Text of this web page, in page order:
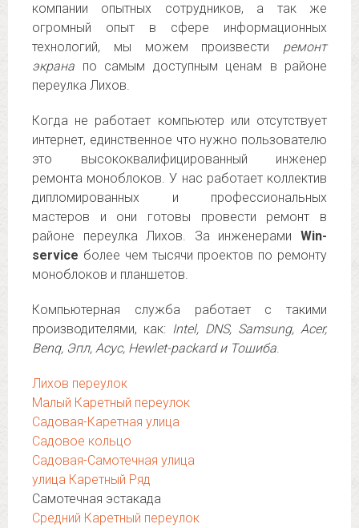
компании опытных сотрудников, а так же
огромный опыт в сфере информационных
технологий, мы можем произвести ремонт
экрана по самым доступным ценам в районе
переулка Лихов.
Когда не работает компьютер или отсутствует
интернет, единственное что нужно пользователю
это высококвалифицированный инженер
ремонта моноблоков. У нас работает коллектив
дипломированных и профессиональных
мастеров и они готовы провести ремонт в
районе переулка Лихов. За инженерами Win-
service более чем тысячи проектов по ремонту
моноблоков и планшетов.
Компьютерная служба работает с такими
производителями, как: Intel, DNS, Samsung, Acer,
Benq, Эпл, Асус, Hewlet-packard и Тошиба.
Лихов переулок
Малый Каретный переулок
Садовая-Каретная улица
Садовое кольцо
Садовая-Самотечная улица
улица Каретный Ряд
Самотечная эстакада
Средний Каретный переулок